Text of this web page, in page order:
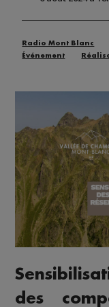
Radio Mont Blanc
Événement
des